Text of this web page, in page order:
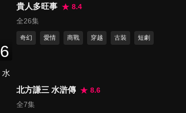
44 分鐘
第16集
第17集
6
貴人多旺事
8.4
全26集
奇幻 愛情 商戰 穿越 古裝 短劇
北方謙三 水滸傳
8.6
全7集